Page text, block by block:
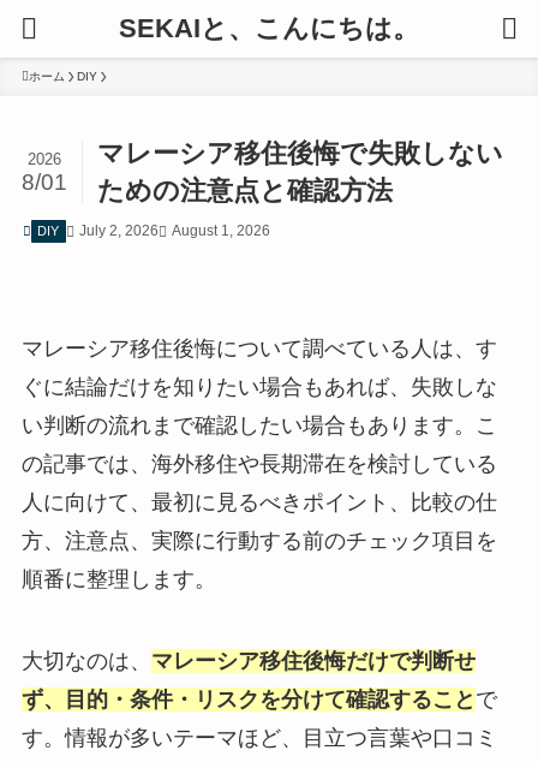
SEKAIと、こんにちは。
ホーム DIY
マレーシア移住後悔で失敗しない
ための注意点と確認方法
2026
8/01
DIY July 2, 2026 August 1, 2026
マレーシア移住後悔について調べている人は、す
ぐに結論だけを知りたい場合もあれば、失敗しな
い判断の流れまで確認したい場合もあります。こ
の記事では、海外移住や長期滞在を検討している
人に向けて、最初に見るべきポイント、比較の仕
方、注意点、実際に行動する前のチェック項目を
順番に整理します。
大切なのは、 マレーシア移住後悔だけで判断せ
ず、目的・条件・リスクを分けて確認すること で
す。情報が多いテーマほど、目立つ言葉や口コミ